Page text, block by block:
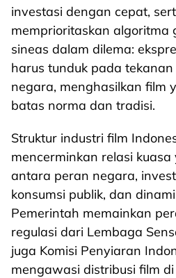
investasi dengan cepat,
memprioritaskan algoritma
sineas dalam dilema:
harus tunduk pada
negara, menghasilkan film
batas norma dan tradisi.
Struktur industri film
mencerminkan relasi kuasa
antara peran negara,
konsumsi publik, dan
Pemerintah memainkan
regulasi dari Lembaga
juga Komisi Penyiaran
mengawasi distribusi film